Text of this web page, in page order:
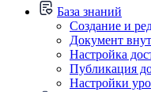
База знаний
Создание и
Документ
Настройка
Публикация
Настройки